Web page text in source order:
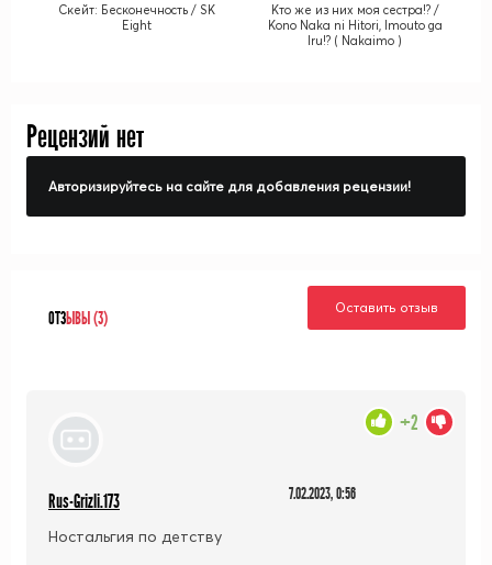
Скейт: Бесконечность / SK
Eight
Кто же из них моя сестра!? /
Kono Naka ni Hitori, Imouto ga
Iru!? ( Nakaimo )
Рецензий нет
Авторизируйтесь на сайте для добавления рецензии!
ОТЗЫВЫ (3)
Оставить отзыв
Rus-Grizli.173 7.02.2023, 0:56
Ностальгия по детству
+2